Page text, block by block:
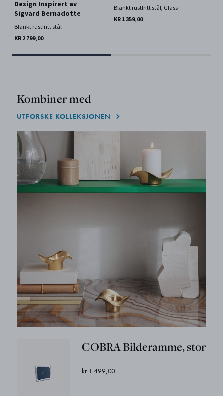
Design Inspirert av
Sigvard Bernadotte
Blankt rustfritt stål
KR 2 799,00
Blankt rustfritt stål, Glass
KR 1 359,00
Kombiner med
UTFORSKE KOLLEKSJONEN
COBRA Bilderamme, stor
kr 1 499,00